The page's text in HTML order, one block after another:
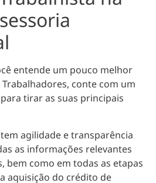
entende um pouco melhor
conte com um
tirar as suas principais
agilidade e transparência
as informações relevantes
, bem como em todas as etapas
aquisição do crédito de